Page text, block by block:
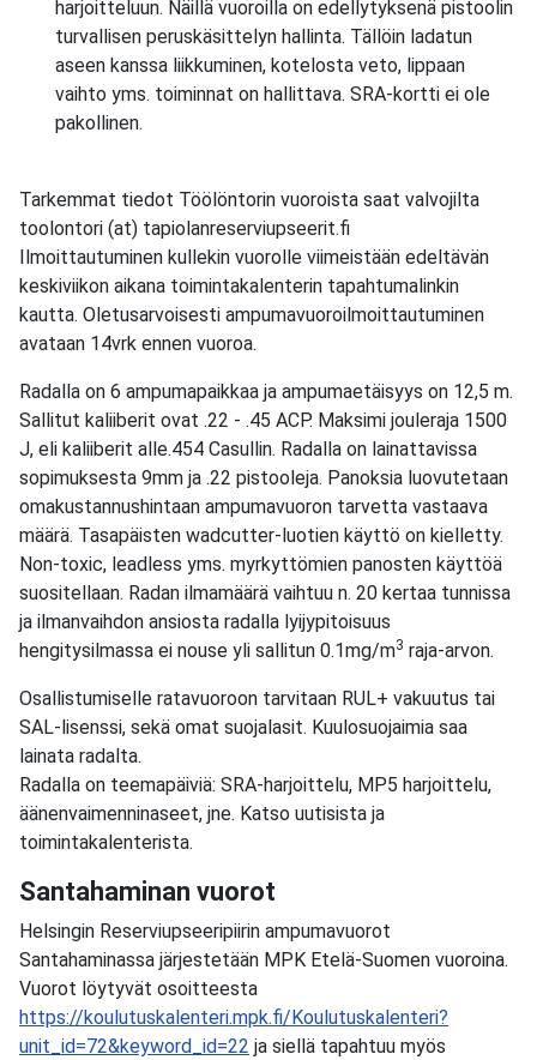
harjoitteluun. Näillä vuoroilla on edellytyksenä pistoolin
turvallisen peruskäsittelyn hallinta. Tällöin ladatun
aseen kanssa liikkuminen, kotelosta veto, lippaan
vaihto yms. toiminnat on hallittava. SRA-kortti ei ole
pakollinen.
Tarkemmat tiedot Töölöntorin vuoroista saat valvojilta
toolontori (at) tapiolanreserviupseerit.fi
Ilmoittautuminen kullekin vuorolle viimeistään edeltävän
keskiviikon aikana toimintakalenterin tapahtumalinkin
kautta. Oletusarvoisesti ampumavuoroilmoittautuminen
avataan 14vrk ennen vuoroa.
Radalla on 6 ampumapaikkaa ja ampumaetäisyys on 12,5 m.
Sallitut kaliiberit ovat .22 - .45 ACP. Maksimi jouleraja 1500
J, eli kaliiberit alle.454 Casullin. Radalla on lainattavissa
sopimuksesta 9mm ja .22 pistooleja. Panoksia luovutetaan
omakustannushintaan ampumavuoron tarvetta vastaava
määrä. Tasapäisten wadcutter-luotien käyttö on kielletty.
Non-toxic, leadless yms. myrkyttömien panosten käyttöä
suositellaan. Radan ilmamäärä vaihtuu n. 20 kertaa tunnissa
ja ilmanvaihdon ansiosta radalla lyijypitoisuus
hengitysilmassa ei nouse yli sallitun 0.1mg/m3 raja-arvon.
Osallistumiselle ratavuoroon tarvitaan RUL+ vakuutus tai
SAL-lisenssi, sekä omat suojalasit. Kuulosuojaimia saa
lainata radalta.
Radalla on teemapäiviä: SRA-harjoittelu, MP5 harjoittelu,
äänenvaimenninaseet, jne. Katso uutisista ja
toimintakalenterista.
Santahaminan vuorot
Helsingin Reserviupseeripiirin ampumavuorot
Santahaminassa järjestetään MPK Etelä-Suomen vuoroina.
Vuorot löytyvät osoitteesta
https://koulutuskalenteri.mpk.fi/Koulutuskalenteri?
unit_id=72&keyword_id=22 ja siellä tapahtuu myös